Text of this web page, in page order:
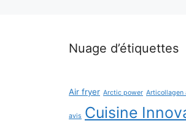
Nuage d’étiquettes
Air fryer Arctic power Articollagen
avis Cuisine